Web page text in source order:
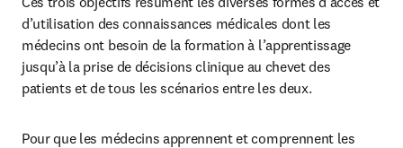
d’utilisation des connaissances médicales dont les
médecins ont besoin de la formation à l’apprentissage
jusqu’à la prise de décisions clinique au chevet des
patients et de tous les scénarios entre les deux.
Pour que les médecins apprennent et comprennent les